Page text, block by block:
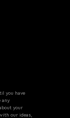
you have
any
your
our ideas,